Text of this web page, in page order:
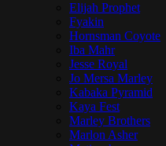
Elijah Prophet
Fyakin
Hornsman Coyote
Iba Mahr
Jesse Royal
Jo Mersa Marley
Kabaka Pyramid
Kaya Fest
Marley Brothers
Marlon Asher